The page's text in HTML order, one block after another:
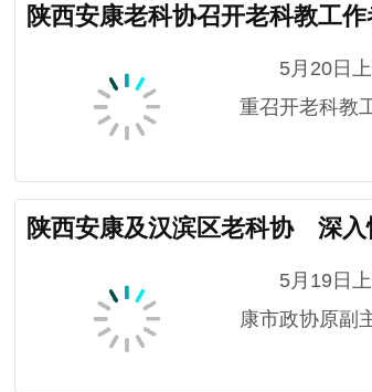
陕西安康老科协召开老科教工
5月20日上
重召开老科教
陕西安康及汉滨区老科协 深入
5月19日上
康市政协原副